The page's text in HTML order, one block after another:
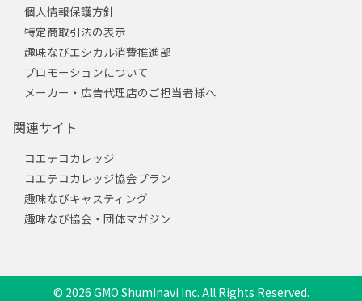
個人情報保護方針
特定商取引法の表示
趣味なびエシカル消費推進部
プロモーションについて
メーカー・広告代理店のご担当者様へ
関連サイト
コエテコカレッジ
コエテコカレッジ協会プラン
趣味なびキャスティング
趣味なび協会・団体マガジン
© 2026 GMO Shuminavi Inc. All Rights Reserved.